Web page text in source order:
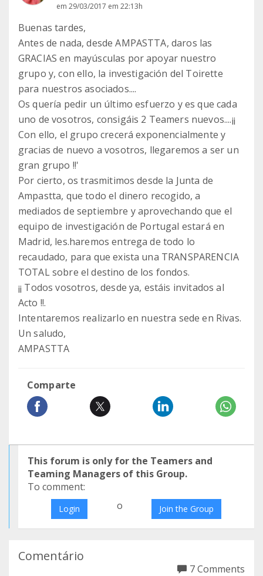
em 29/03/2017 em 22:13h
Buenas tardes,
Antes de nada, desde AMPASTTA, daros las
GRACIAS en mayúsculas por apoyar nuestro
grupo y, con ello, la investigación del Toirette
para nuestros asociados....
Os quería pedir un último esfuerzo y es que cada
uno de vosotros, consigáis 2 Teamers nuevos....¡¡
Con ello, el grupo crecerá exponencialmente y
gracias de nuevo a vosotros, llegaremos a ser un
gran grupo !!'
Por cierto, os trasmitimos desde la Junta de
Ampastta, que todo el dinero recogido, a
mediados de septiembre y aprovechando que el
equipo de investigación de Portugal estará en
Madrid, les.haremos entrega de todo lo
recaudado, para que exista una TRANSPARENCIA
TOTAL sobre el destino de los fondos.
¡¡ Todos vosotros, desde ya, estáis invitados al
Acto !!.
Intentaremos realizarlo en nuestra sede en Rivas.
Un saludo,
AMPASTTA
Comparte
This forum is only for the Teamers and
Teaming Managers of this Group.
To comment:
Login o Join the Group
Comentário
7 Comments